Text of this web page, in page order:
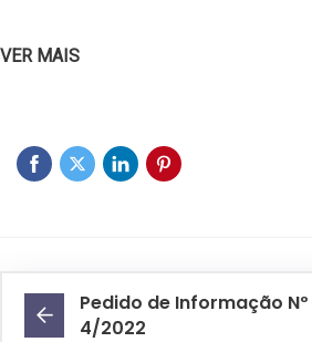
VER MAIS
Pedido de Informação Nº
4/2022